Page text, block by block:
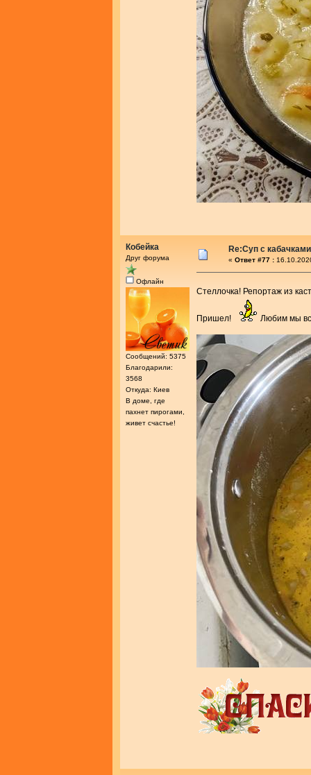
Кобейка
Друг форума
Офлайн
Сообщений: 5375
Благодарили:
3568
Откуда: Киев
В доме, где
пахнет пирогами,
живет счастье!
Re:Суп с
« Ответ #77 :
Стеллочка! Репортаж из
Пришел! Любим мы